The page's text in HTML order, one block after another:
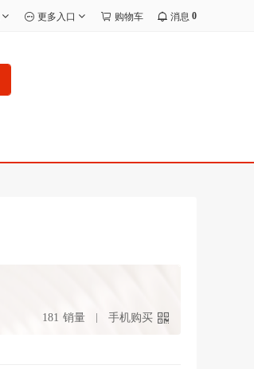
更多入口 购物车 消息 0
181 销量 手机购买